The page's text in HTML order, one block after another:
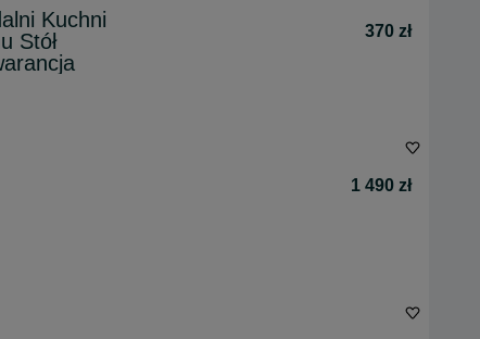
Kuchni
Stół
370 zł
1 490 zł